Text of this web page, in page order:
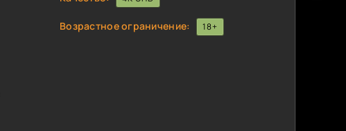
Возрастное ограничение: 18+